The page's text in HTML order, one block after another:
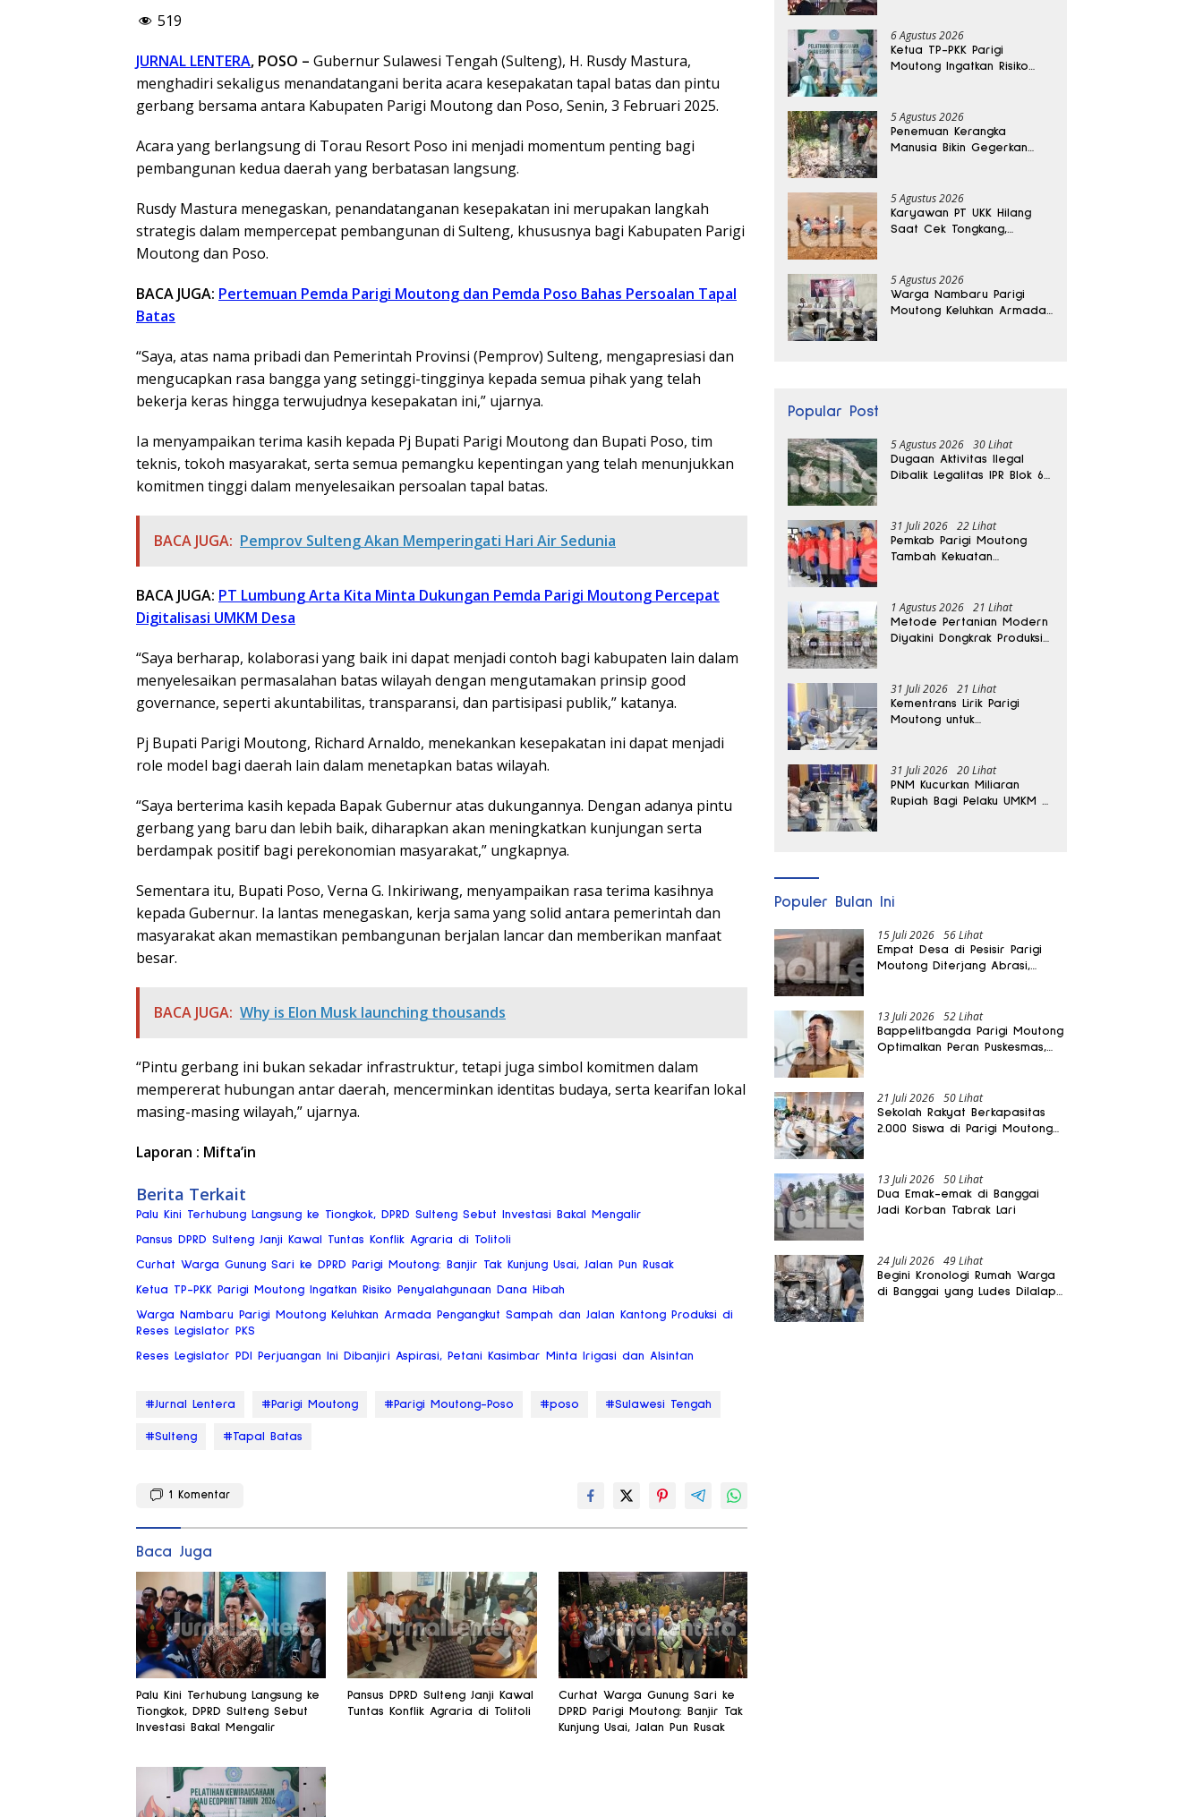
519
JURNAL LENTERA, POSO – Gubernur Sulawesi Tengah (Sulteng), H. Rusdy Mastura,
menghadiri sekaligus menandatangani berita acara kesepakatan tapal batas dan pintu
gerbang bersama antara Kabupaten Parigi Moutong dan Poso, Senin, 3 Februari 2025.
Acara yang berlangsung di Torau Resort Poso ini menjadi momentum penting bagi
pembangunan kedua daerah yang berbatasan langsung.
Rusdy Mastura menegaskan, penandatanganan kesepakatan ini merupakan langkah
strategis dalam mempercepat pembangunan di Sulteng, khususnya bagi Kabupaten Parigi
Moutong dan Poso.
BACA JUGA: Pertemuan Pemda Parigi Moutong dan Pemda Poso Bahas Persoalan Tapal
Batas
“Saya, atas nama pribadi dan Pemerintah Provinsi (Pemprov) Sulteng, mengapresiasi dan
mengucapkan rasa bangga yang setinggi-tingginya kepada semua pihak yang telah
bekerja keras hingga terwujudnya kesepakatan ini,” ujarnya.
Ia menyampaikan terima kasih kepada Pj Bupati Parigi Moutong dan Bupati Poso, tim
teknis, tokoh masyarakat, serta semua pemangku kepentingan yang telah menunjukkan
komitmen tinggi dalam menyelesaikan persoalan tapal batas.
BACA JUGA: Pemprov Sulteng Akan Memperingati Hari Air Sedunia
BACA JUGA: PT Lumbung Arta Kita Minta Dukungan Pemda Parigi Moutong Percepat
Digitalisasi UMKM Desa
“Saya berharap, kolaborasi yang baik ini dapat menjadi contoh bagi kabupaten lain dalam
menyelesaikan permasalahan batas wilayah dengan mengutamakan prinsip good
governance, seperti akuntabilitas, transparansi, dan partisipasi publik,” katanya.
Pj Bupati Parigi Moutong, Richard Arnaldo, menekankan kesepakatan ini dapat menjadi
role model bagi daerah lain dalam menetapkan batas wilayah.
“Saya berterima kasih kepada Bapak Gubernur atas dukungannya. Dengan adanya pintu
gerbang yang baru dan lebih baik, diharapkan akan meningkatkan kunjungan serta
berdampak positif bagi perekonomian masyarakat,” ungkapnya.
Sementara itu, Bupati Poso, Verna G. Inkiriwang, menyampaikan rasa terima kasihnya
kepada Gubernur. Ia lantas menegaskan, kerja sama yang solid antara pemerintah dan
masyarakat akan memastikan pembangunan berjalan lancar dan memberikan manfaat
besar.
BACA JUGA: Why is Elon Musk launching thousands
“Pintu gerbang ini bukan sekadar infrastruktur, tetapi juga simbol komitmen dalam
mempererat hubungan antar daerah, mencerminkan identitas budaya, serta kearifan lokal
masing-masing wilayah,” ujarnya.
Laporan : Mifta’in
Berita Terkait
Palu Kini Terhubung Langsung ke Tiongkok, DPRD Sulteng Sebut Investasi Bakal Mengalir
Pansus DPRD Sulteng Janji Kawal Tuntas Konflik Agraria di Tolitoli
Curhat Warga Gunung Sari ke DPRD Parigi Moutong: Banjir Tak Kunjung Usai, Jalan Pun Rusak
Ketua TP-PKK Parigi Moutong Ingatkan Risiko Penyalahgunaan Dana Hibah
Warga Nambaru Parigi Moutong Keluhkan Armada Pengangkut Sampah dan Jalan Kantong Produksi di
Reses Legislator PKS
Reses Legislator PDI Perjuangan Ini Dibanjiri Aspirasi, Petani Kasimbar Minta Irigasi dan Alsintan
#Jurnal Lentera #Parigi Moutong #Parigi Moutong-Poso #poso #Sulawesi Tengah
#Sulteng #Tapal Batas
1 Komentar
Baca Juga
Palu Kini Terhubung Langsung ke
Tiongkok, DPRD Sulteng Sebut
Investasi Bakal Mengalir
Pansus DPRD Sulteng Janji Kawal
Tuntas Konflik Agraria di Tolitoli
Curhat Warga Gunung Sari ke
DPRD Parigi Moutong: Banjir Tak
Kunjung Usai, Jalan Pun Rusak
Bersalin
6 Agustus 2026
Ketua TP-PKK Parigi
Moutong Ingatkan Risiko
5 Agustus 2026
Penemuan Kerangka
Manusia Bikin Gegerkan
5 Agustus 2026
Karyawan PT UKK Hilang
Saat Cek Tongkang,
5 Agustus 2026
Warga Nambaru Parigi
Moutong Keluhkan Armada
Popular Post
5 Agustus 2026 30 Lihat
Dugaan Aktivitas Ilegal
Dibalik Legalitas IPR Blok 6
31 Juli 2026 22 Lihat
Pemkab Parigi Moutong
Tambah Kekuatan
1 Agustus 2026 21 Lihat
Metode Pertanian Modern
Diyakini Dongkrak Produksi
31 Juli 2026 21 Lihat
Kementrans Lirik Parigi
Moutong untuk
31 Juli 2026 20 Lihat
PNM Kucurkan Miliaran
Rupiah Bagi Pelaku UMKM di
Populer Bulan Ini
15 Juli 2026 56 Lihat
Empat Desa di Pesisir Parigi
Moutong Diterjang Abrasi,
13 Juli 2026 52 Lihat
Bappelitbangda Parigi Moutong
Optimalkan Peran Puskesmas,
21 Juli 2026 50 Lihat
Sekolah Rakyat Berkapasitas
2.000 Siswa di Parigi Moutong
13 Juli 2026 50 Lihat
Dua Emak-emak di Banggai
Jadi Korban Tabrak Lari
24 Juli 2026 49 Lihat
Begini Kronologi Rumah Warga
di Banggai yang Ludes Dilalap